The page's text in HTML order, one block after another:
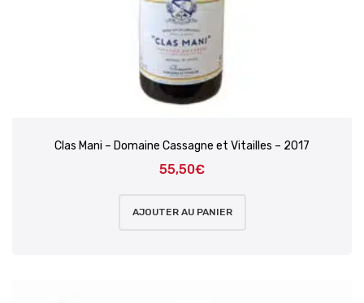
Clas Mani – Domaine Cassagne et Vitailles – 2017
55,50€
AJOUTER AU PANIER